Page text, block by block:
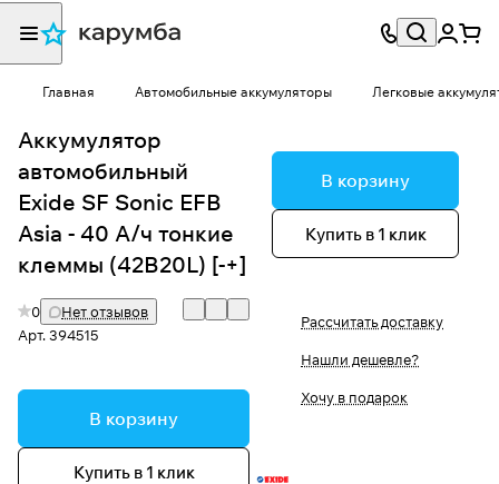
Главная Автомобильные аккумуляторы Легковые
Аккумулятор
автомобильный
Exide SF Sonic EFB
Asia - 40 А/ч тонкие
клеммы (42B20L) [-+]
0
Нет отзывов
Арт.394515
В корзину
Купить в 1 клик
В корзину
Купить в 1 клик
Рассчитать доставку
Нашли дешевле?
Хочу в подарок